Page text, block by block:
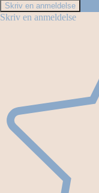
Skriv en anmeldelse
Skriv en anmeldelse